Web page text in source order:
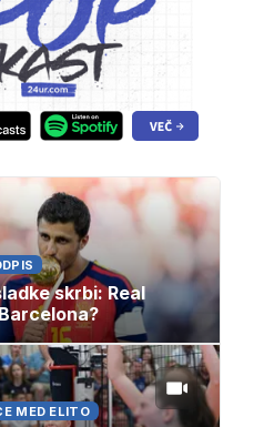
skrbi: Real
MED ELITO